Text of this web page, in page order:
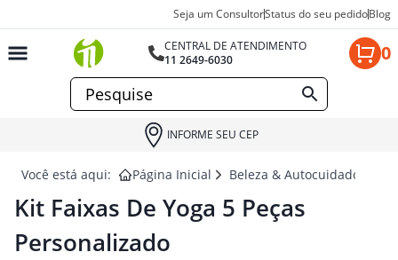
Seja um ConsultorStatus do seu pedidoBlog
CENTRAL DE ATENDIMENTO
11 2649-6030
0
INFORME SEU CEP
Você está aqui: Página Inicial Beleza & Autocuidado para
Kit Faixas De Yoga 5 Peças
Personalizado